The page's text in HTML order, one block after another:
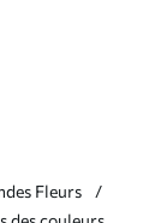
Fleurs